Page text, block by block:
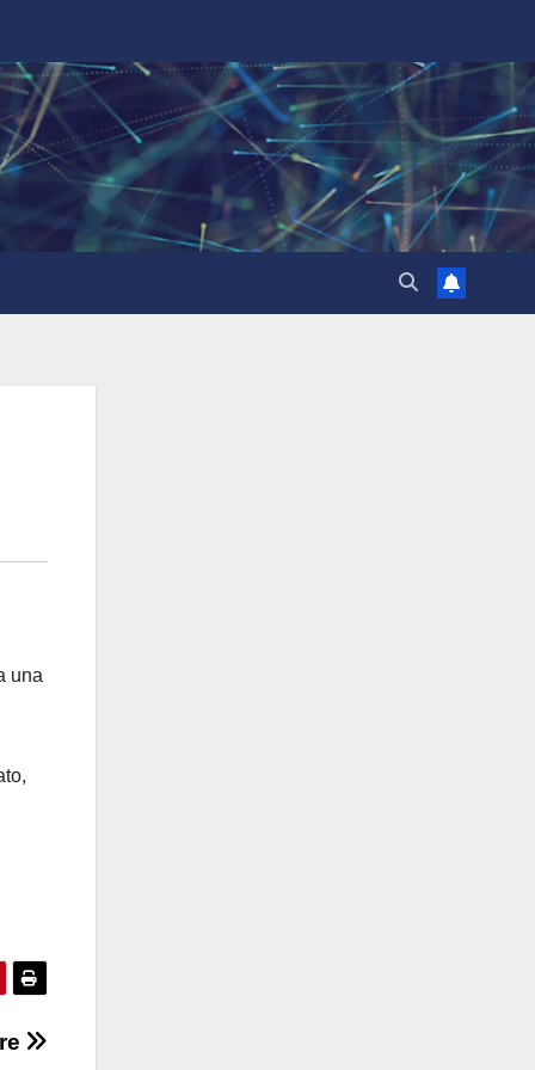
una